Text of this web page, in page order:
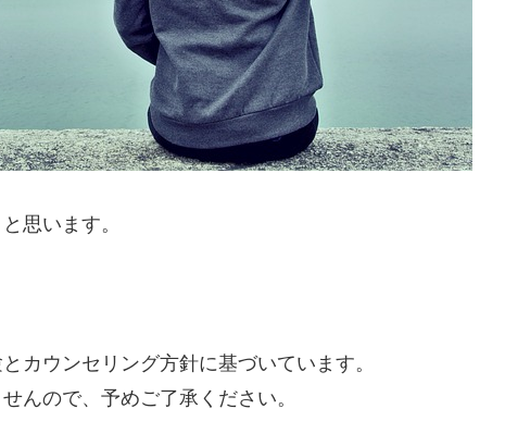
思います。
カウンセリング方針に基づいています。
んので、予めご了承ください。